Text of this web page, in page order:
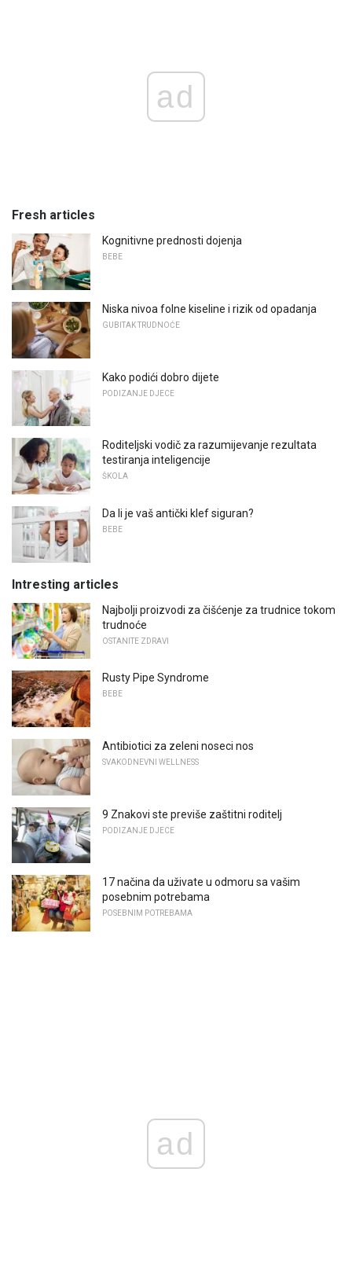
ad
Fresh articles
Kognitivne prednosti dojenja
BEBE
Niska nivoa folne kiseline i rizik od opadanja
GUBITAK TRUDNOĆE
Kako podići dobro dijete
PODIZANJE DJECE
Roditeljski vodič za razumijevanje rezultata
testiranja inteligencije
ŠKOLA
Da li je vaš antički klef siguran?
BEBE
Intresting articles
Najbolji proizvodi za čišćenje za trudnice tokom
trudnoće
OSTANITE ZDRAVI
Rusty Pipe Syndrome
BEBE
Antibiotici za zeleni noseci nos
SVAKODNEVNI WELLNESS
9 Znakovi ste previše zaštitni roditelj
PODIZANJE DJECE
17 načina da uživate u odmoru sa vašim
posebnim potrebama
POSEBNIM POTREBAMA
ad